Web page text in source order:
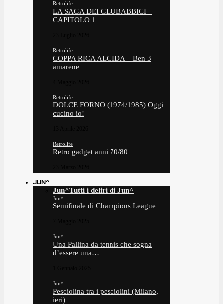
Retrolife
LA SAGA DEI GLUBABBICI –
CAPITOLO 1
Retrolife
COPPA RICA ALGIDA – Ben 3
amarene
Retrolife
DOLCE FORNO (1974/1985) Oggi
cucino io!
Retrolife
Retro gadget anni 70/80
JUN^
Jun^Tutti i deliri di Jun^
Jun^
Semifinale di Champions League
Jun^
Una Pallina da tennis che sogna
d’essere una…
Jun^
Pesciolina tra i pesciolini (Milano,
ieri)